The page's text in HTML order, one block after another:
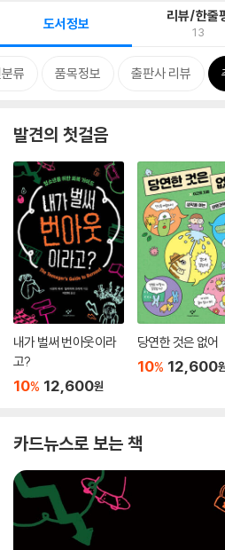
도서정보 리뷰/한줄
13
류 품목정보 출판사 리뷰
발견의 첫걸음
내가 벌써 번아웃이라
고?
10% 12,600원
당연한 것은 없어
10% 12,600
카드뉴스로 보는 책